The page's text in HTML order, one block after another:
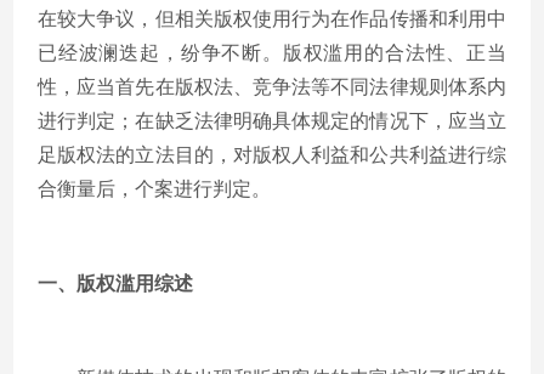
在较大争议，但相关版权使用行为在作品传播和利用中
已经波澜迭起，纷争不断。版权滥用的合法性、正当
性，应当首先在版权法、竞争法等不同法律规则体系内
进行判定；在缺乏法律明确具体规定的情况下，应当立
足版权法的立法目的，对版权人利益和公共利益进行综
合衡量后，个案进行判定。
一、版权滥用综述